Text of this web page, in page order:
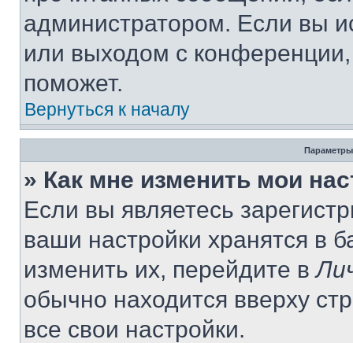
администратором. Если вы
или выходом с
поможет.
Вернуться к началу
Параметры
» Как мне изменить мои
Если вы являетесь
ваши настройки хранятся в
изменить их, перейдите в
обычно находится вверху
все свои настройки.